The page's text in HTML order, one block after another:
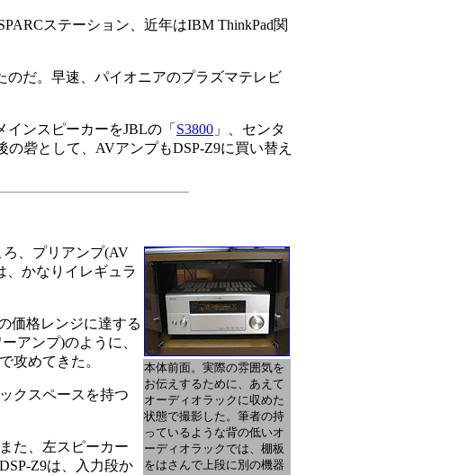
ステーション、近年はIBM ThinkPad関
だ。早速、パイオニアのプラズマテレビ
インスピーカーをJBLの「 S3800 」、センタ
の砦として、AVアンプもDSP-Z9に買い替え
本体前面。実際の雰囲気を
お伝えするために、あえて
オーディオラックに収めた
状態で撮影した。筆者の持
っているような背の低いオ
ーディオラックでは、棚板
をはさんで上段に別の機器
、プリアンプ(AV
、かなりイレギュラ
価格レンジに達する
アンプ)のように、
攻めてきた。
クスペースを持つ
た、左スピーカー
Z9は、入力段か